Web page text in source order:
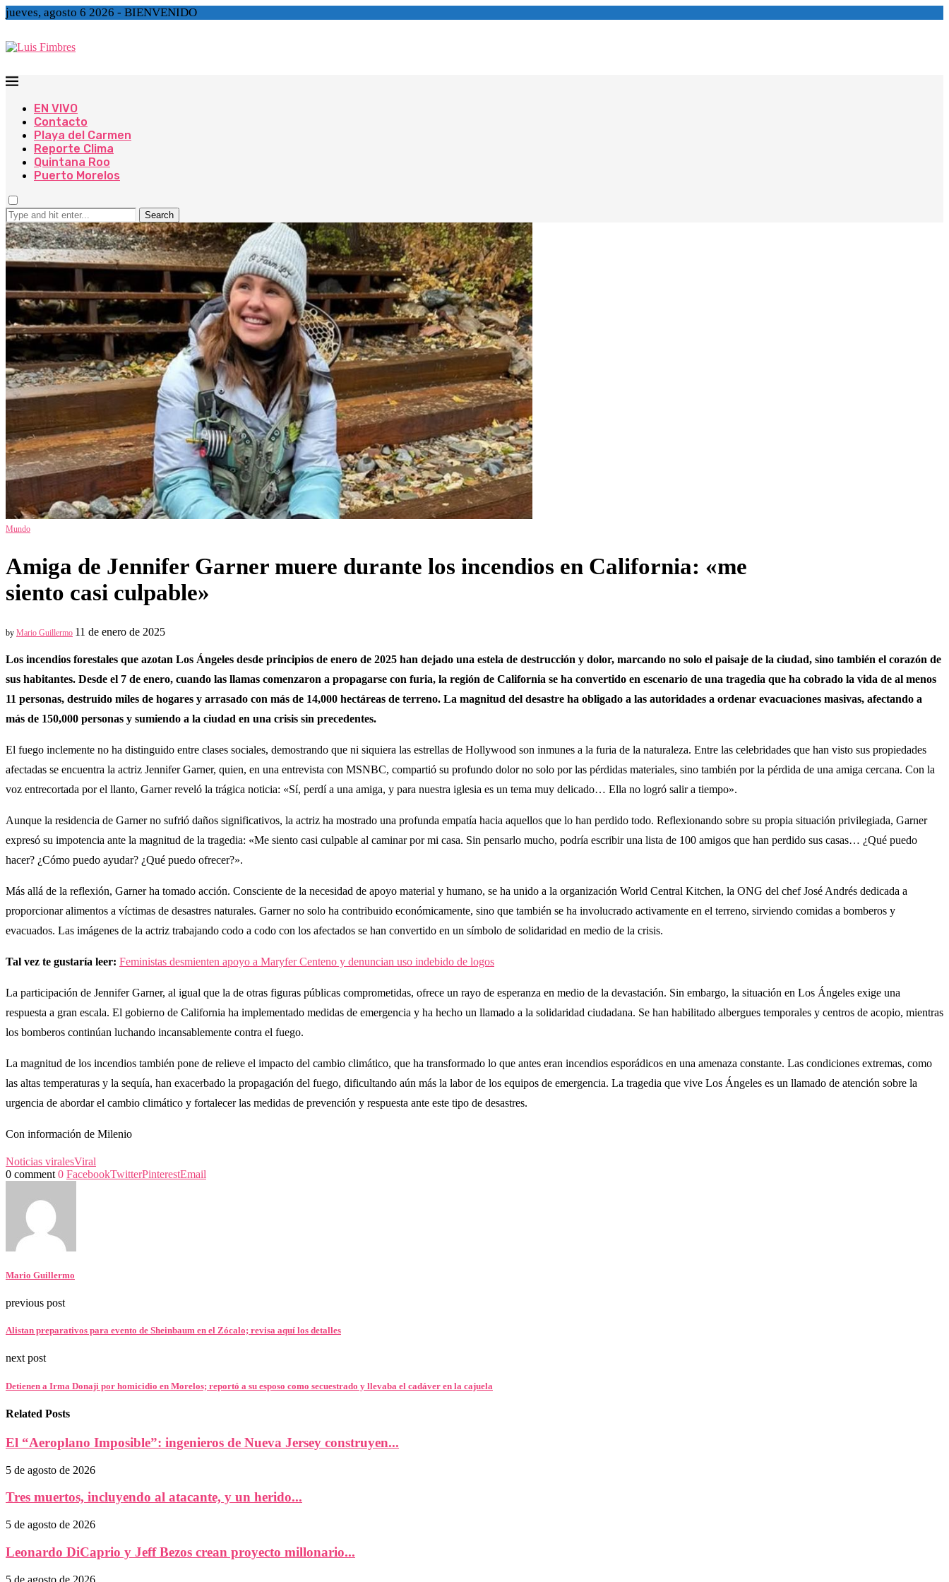
jueves, agosto 6 2026 - BIENVENIDO
EN VIVO
Contacto
Playa del Carmen
Reporte Clima
Quintana Roo
Puerto Morelos
Search
Mundo
Amiga de Jennifer Garner muere durante los incendios en California: «me
siento casi culpable»
by Mario Guillermo 11 de enero de 2025
Los incendios forestales que azotan Los Ángeles desde principios de enero de 2025 han dejado una estela de destrucción y dolor, marcando no solo el paisaje de la ciudad, sino también el corazón de
sus habitantes. Desde el 7 de enero, cuando las llamas comenzaron a propagarse con furia, la región de California se ha convertido en escenario de una tragedia que ha cobrado la vida de al menos
11 personas, destruido miles de hogares y arrasado con más de 14,000 hectáreas de terreno. La magnitud del desastre ha obligado a las autoridades a ordenar evacuaciones masivas, afectando a
más de 150,000 personas y sumiendo a la ciudad en una crisis sin precedentes.
El fuego inclemente no ha distinguido entre clases sociales, demostrando que ni siquiera las estrellas de Hollywood son inmunes a la furia de la naturaleza. Entre las celebridades que han visto sus propiedades
afectadas se encuentra la actriz Jennifer Garner, quien, en una entrevista con MSNBC, compartió su profundo dolor no solo por las pérdidas materiales, sino también por la pérdida de una amiga cercana. Con la
voz entrecortada por el llanto, Garner reveló la trágica noticia: «Sí, perdí a una amiga, y para nuestra iglesia es un tema muy delicado… Ella no logró salir a tiempo».
Aunque la residencia de Garner no sufrió daños significativos, la actriz ha mostrado una profunda empatía hacia aquellos que lo han perdido todo. Reflexionando sobre su propia situación privilegiada, Garner
expresó su impotencia ante la magnitud de la tragedia: «Me siento casi culpable al caminar por mi casa. Sin pensarlo mucho, podría escribir una lista de 100 amigos que han perdido sus casas… ¿Qué puedo
hacer? ¿Cómo puedo ayudar? ¿Qué puedo ofrecer?».
Más allá de la reflexión, Garner ha tomado acción. Consciente de la necesidad de apoyo material y humano, se ha unido a la organización World Central Kitchen, la ONG del chef José Andrés dedicada a
proporcionar alimentos a víctimas de desastres naturales. Garner no solo ha contribuido económicamente, sino que también se ha involucrado activamente en el terreno, sirviendo comidas a bomberos y
evacuados. Las imágenes de la actriz trabajando codo a codo con los afectados se han convertido en un símbolo de solidaridad en medio de la crisis.
Tal vez te gustaría leer: Feministas desmienten apoyo a Maryfer Centeno y denuncian uso indebido de logos
La participación de Jennifer Garner, al igual que la de otras figuras públicas comprometidas, ofrece un rayo de esperanza en medio de la devastación. Sin embargo, la situación en Los Ángeles exige una
respuesta a gran escala. El gobierno de California ha implementado medidas de emergencia y ha hecho un llamado a la solidaridad ciudadana. Se han habilitado albergues temporales y centros de acopio, mientras
los bomberos continúan luchando incansablemente contra el fuego.
La magnitud de los incendios también pone de relieve el impacto del cambio climático, que ha transformado lo que antes eran incendios esporádicos en una amenaza constante. Las condiciones extremas, como
las altas temperaturas y la sequía, han exacerbado la propagación del fuego, dificultando aún más la labor de los equipos de emergencia. La tragedia que vive Los Ángeles es un llamado de atención sobre la
urgencia de abordar el cambio climático y fortalecer las medidas de prevención y respuesta ante este tipo de desastres.
Con información de Milenio
Noticias viralesViral
0 comment 0 FacebookTwitterPinterestEmail
Mario Guillermo
previous post
Alistan preparativos para evento de Sheinbaum en el Zócalo; revisa aquí los detalles
next post
Detienen a Irma Donaji por homicidio en Morelos; reportó a su esposo como secuestrado y llevaba el cadáver en la cajuela
Related Posts
El “Aeroplano Imposible”: ingenieros de Nueva Jersey construyen...
5 de agosto de 2026
Tres muertos, incluyendo al atacante, y un herido...
5 de agosto de 2026
Leonardo DiCaprio y Jeff Bezos crean proyecto millonario...
5 de agosto de 2026